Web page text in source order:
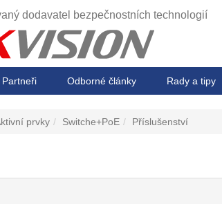
dodavatel bezpečnostních technologií
Partneři Odborné články Rady a tipy
prvky Switche+PoE Příslušenství